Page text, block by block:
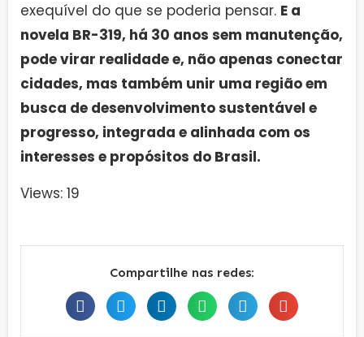
exequível do que se poderia pensar. E a
novela BR-319, há 30 anos sem manutenção,
pode virar realidade e, não apenas conectar
cidades, mas também unir uma região em
busca de desenvolvimento sustentável e
progresso, integrada e alinhada com os
interesses e propósitos do Brasil.
Views: 19
Compartilhe nas redes: